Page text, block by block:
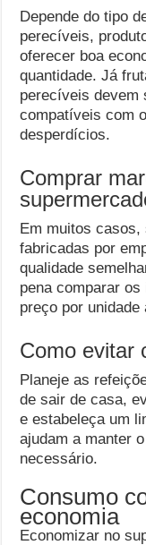
Depende do tipo
perecíveis,
oferecer boa
quantidade. Já
perecíveis devem
compatíveis com
desperdícios.
Comprar
Em muitos
fabricadas por
qualidade
pena comparar
preço por
Como evitar
Planeje as
de sair de casa,
e estabeleça um
ajudam a manter
necessário.
Consumo
economia
Economizar no